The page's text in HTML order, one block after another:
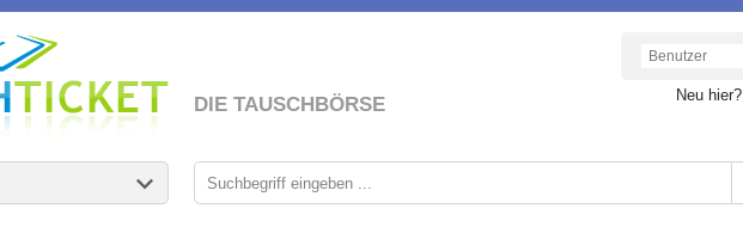
DIE TAUSCHBÖRSE Neu hier?